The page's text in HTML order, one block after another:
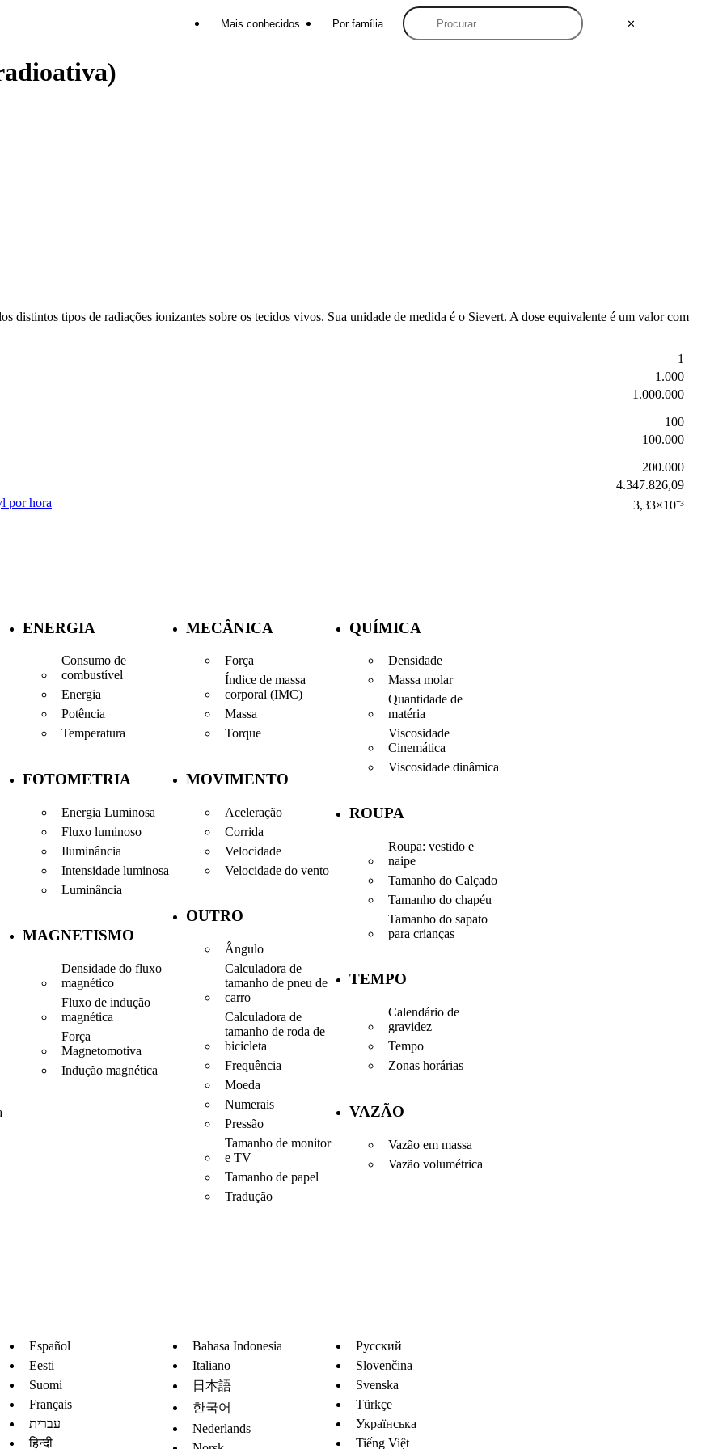
✕
Mais conhecidos Por família
distintos tipos de radiações ionizantes sobre os tecidos vivos. Sua unidade de medida é o Sievert. A dose equivalente é um valor com
1
1.000
1.000.000
100
100.000
200.000
4.347.826,09
por hora
3,33×10⁻³
ENERGIA
Consumo de
combustível
Energia
Potência
Temperatura
FOTOMETRIA
Energia Luminosa
Fluxo luminoso
Iluminância
Intensidade luminosa
Luminância
MAGNETISMO
Densidade do fluxo
magnético
Fluxo de indução
magnética
Força
Magnetomotiva
Indução magnética
MECÂNICA
Força
Índice de massa
corporal (IMC)
Massa
Torque
MOVIMENTO
Aceleração
Corrida
Velocidade
Velocidade do vento
OUTRO
Ângulo
Calculadora de
tamanho de pneu de
carro
Calculadora de
tamanho de roda de
bicicleta
Frequência
Moeda
Numerais
Pressão
Tamanho de monitor
e TV
Tamanho de papel
Tradução
QUÍMICA
Densidade
Massa molar
Quantidade de
matéria
Viscosidade
Cinemática
Viscosidade dinâmica
ROUPA
Roupa: vestido e
naipe
Tamanho do Calçado
Tamanho do chapéu
Tamanho do sapato
para crianças
TEMPO
Calendário de
gravidez
Tempo
Zonas horárias
VAZÃO
Vazão em massa
Vazão volumétrica
Español
Eesti
Suomi
Français
עברית
हिन्दी
Bahasa Indonesia
Italiano
日本語
한국어
Nederlands
Русский
Slovenčina
Svenska
Türkçe
Украïнська
Tiếng Việt